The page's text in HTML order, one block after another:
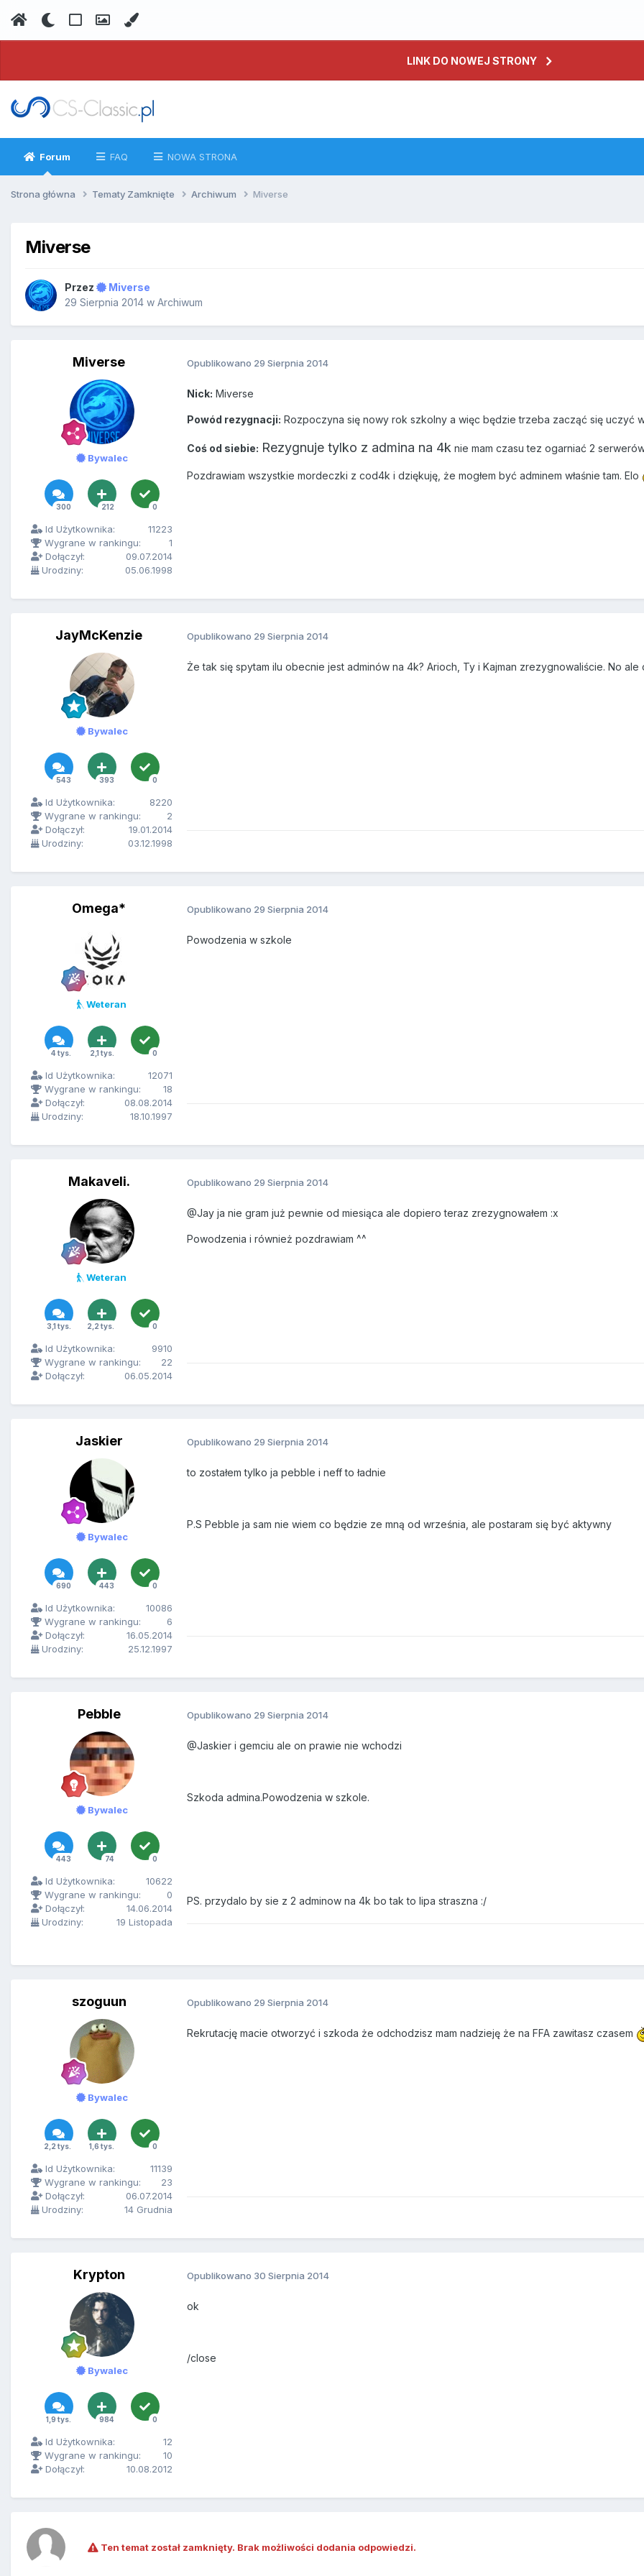
LINK DO NOWEJ STRONY
Forum FAQ NOWA STRONA
Strona główna Tematy Zamknięte Archiwum Miverse
Miverse
Przez
Miverse
29 Sierpnia 2014 w Archiwum
Miverse
Bywalec
300 212 0
Id Użytkownika:
11223
Wygrane w rankingu:
1
Dołączył:
09.07.2014
Urodziny:
05.06.1998
Opublikowano 29 Sierpnia 2014
Nick: Miverse
Powód rezygnacji: Rozpoczyna się nowy rok szkolny a więc będzie trzeba zacząć się uczyć
Coś od siebie: Rezygnuje tylko z admina na 4k nie mam czasu tez ogarniać 2
Pozdrawiam wszystkie mordeczki z cod4k i dziękuję, że mogłem być adminem właśnie tam. Elo
JayMcKenzie
Bywalec
543 393 0
Id Użytkownika:
8220
Wygrane w rankingu:
2
Dołączył:
19.01.2014
Urodziny:
03.12.1998
Opublikowano 29 Sierpnia 2014
Że tak się spytam ilu obecnie jest adminów na 4k? Arioch, Ty i Kajman zrezygnowaliście. No
Omega*
Weteran
4 tys. 2,1 tys. 0
Id Użytkownika:
12071
Wygrane w rankingu:
18
Dołączył:
08.08.2014
Urodziny:
18.10.1997
Opublikowano 29 Sierpnia 2014
Powodzenia w szkole
Makaveli.
Weteran
3,1 tys. 2,2 tys. 0
Id Użytkownika:
9910
Wygrane w rankingu:
22
Dołączył:
06.05.2014
Opublikowano 29 Sierpnia 2014
@Jay ja nie gram już pewnie od miesiąca ale dopiero teraz zrezygnowałem :x
Powodzenia i również pozdrawiam ^^
Jaskier
Bywalec
690 443 0
Id Użytkownika:
10086
Wygrane w rankingu:
6
Dołączył:
16.05.2014
Urodziny:
25.12.1997
Opublikowano 29 Sierpnia 2014
to zostałem tylko ja pebble i neff to ładnie
P.S Pebble ja sam nie wiem co będzie ze mną od września, ale postaram się być aktywny
Pebble
Bywalec
443 74 0
Id Użytkownika:
10622
Wygrane w rankingu:
0
Dołączył:
14.06.2014
Urodziny:
19 Listopada
Opublikowano 29 Sierpnia 2014
@Jaskier i gemciu ale on prawie nie wchodzi
Szkoda admina.Powodzenia w szkole.
PS. przydalo by sie z 2 adminow na 4k bo tak to lipa straszna :/
szoguun
Bywalec
2,2 tys. 1,6 tys. 0
Id Użytkownika:
11139
Wygrane w rankingu:
23
Dołączył:
06.07.2014
Urodziny:
14 Grudnia
Opublikowano 29 Sierpnia 2014
Rekrutację macie otworzyć i szkoda że odchodzisz mam nadzieję że na FFA zawitasz czasem
Krypton
Bywalec
1,9 tys. 984 0
Id Użytkownika:
12
Wygrane w rankingu:
10
Dołączył:
10.08.2012
Opublikowano 30 Sierpnia 2014
ok
/close
Ten temat został zamknięty. Brak możliwości dodania odpowiedzi.